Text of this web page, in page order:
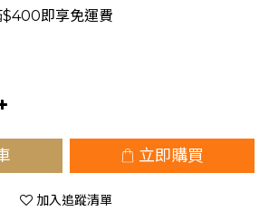
$400即享免運費
立即購買
加入追蹤清單